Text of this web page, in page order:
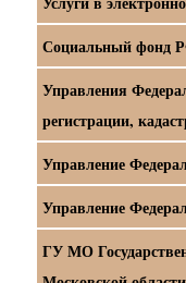
Социальный фонд
Управления
регистрации,
Управление
Управление
ГУ МО